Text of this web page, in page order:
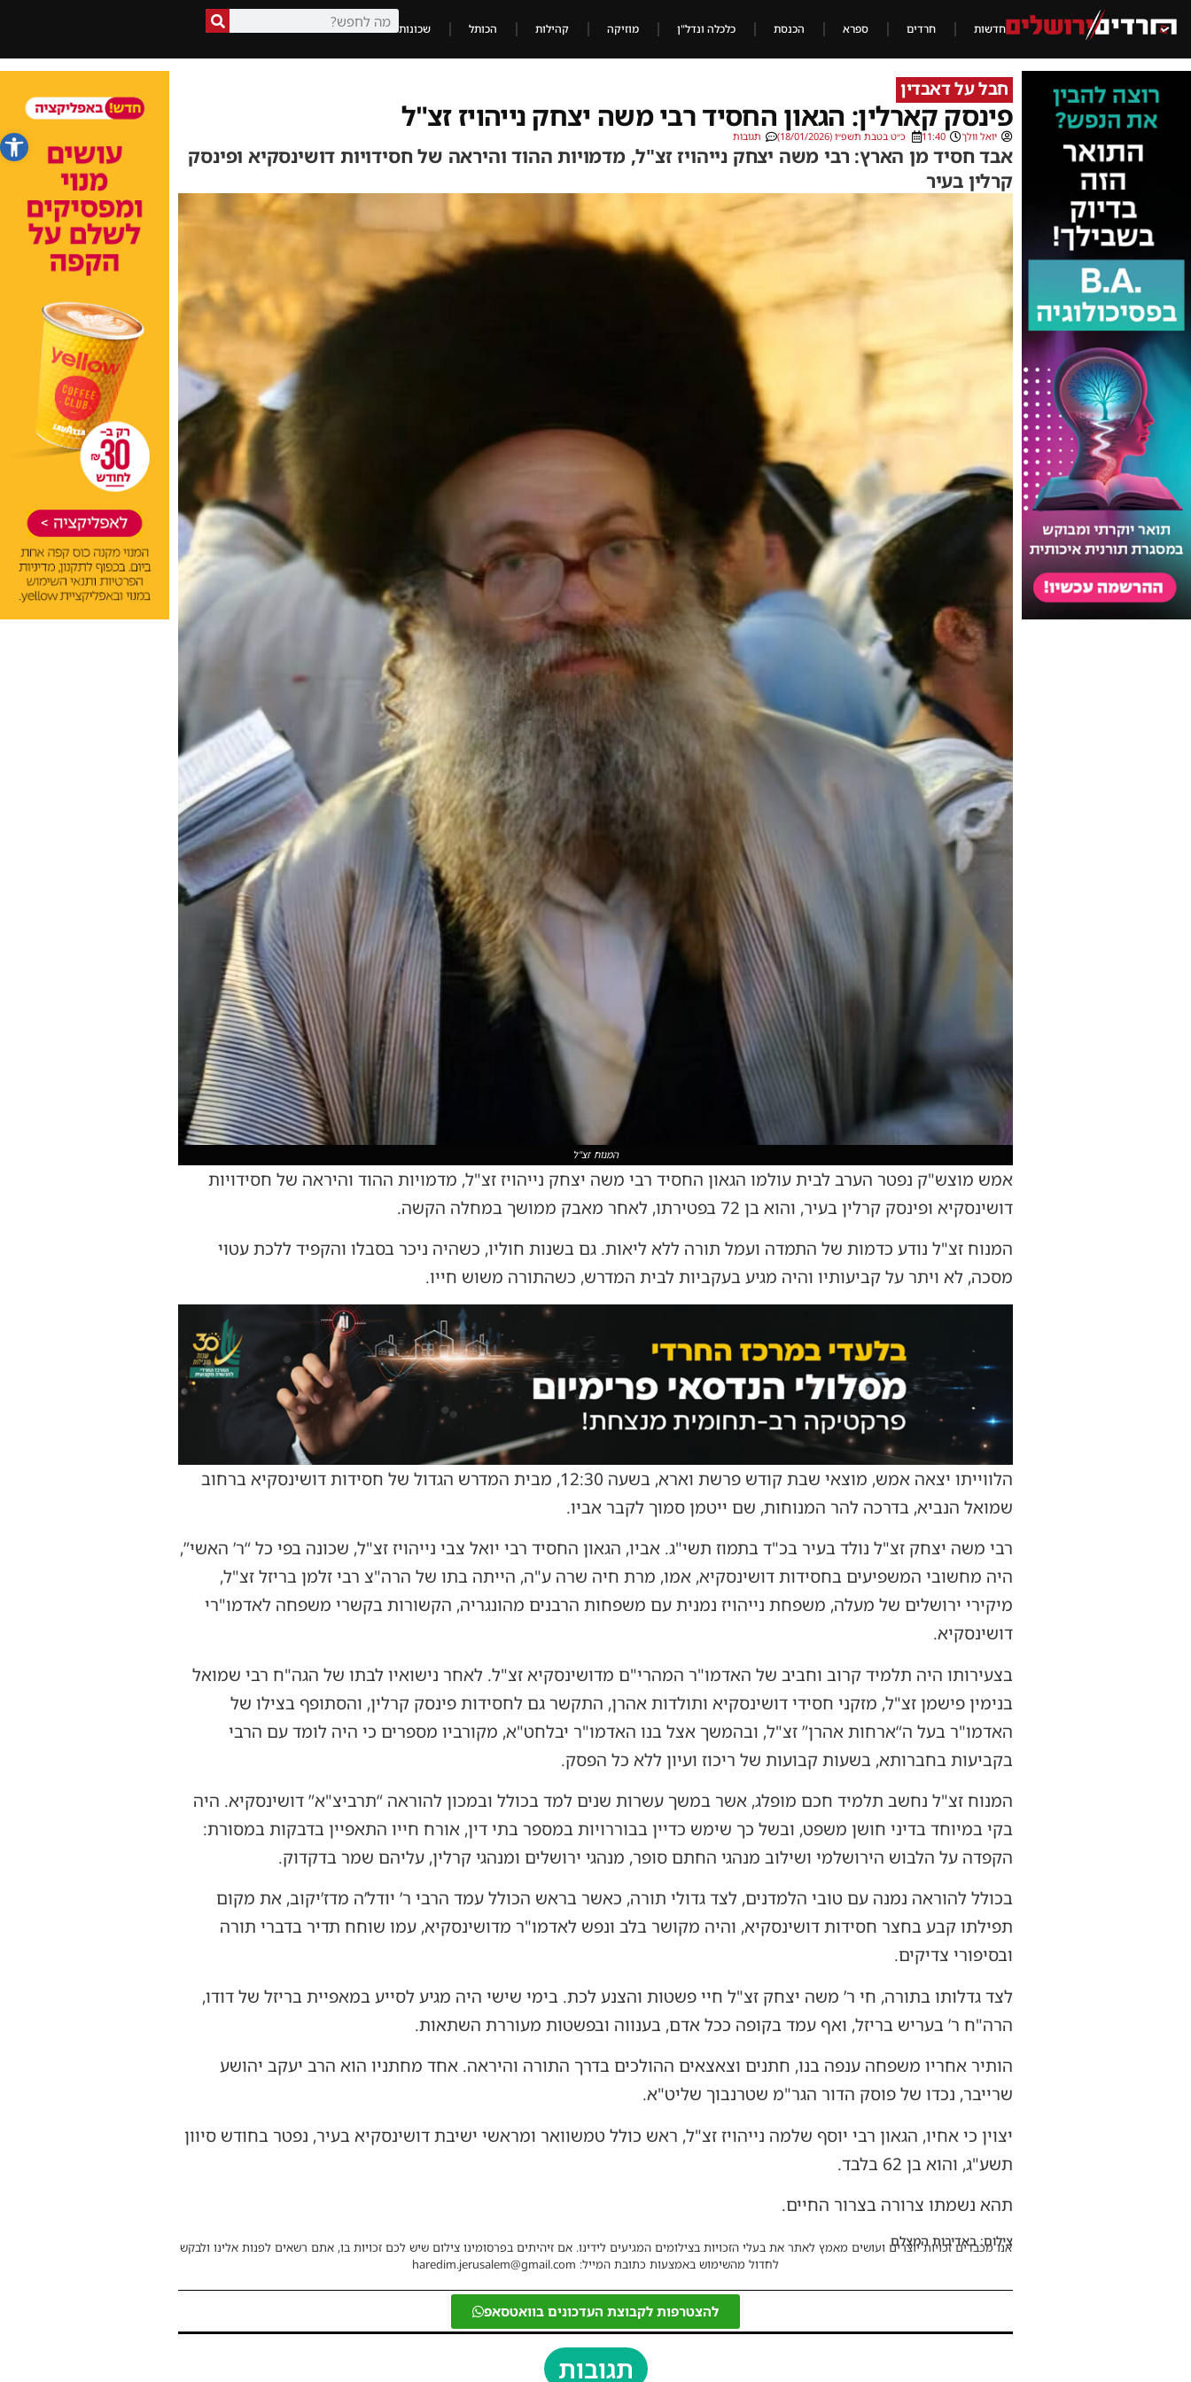
פתח
חדשות חרדים ספרא הכנסת כלכלה ונדל"ן מוזיקה קהילות הכותל שכונות
חבל על דאבדין
פינסק קארלין: הגאון החסיד רבי משה יצחק נייהויז זצ"ל
יואל וולך 11:40 כ״ט בטבת תשפ״ו (18/01/2026) תגובות
אבד חסיד מן הארץ: רבי משה יצחק נייהויז זצ"ל, מדמויות ההוד והיראה של חסידויות דושינסקיא ופינסק
קרלין בעיר
המנוח זצ"ל
אמש מוצש"ק נפטר הערב לבית עולמו הגאון החסיד רבי משה יצחק נייהויז זצ"ל, מדמויות ההוד והיראה של חסידויות
דושינסקיא ופינסק קרלין בעיר, והוא בן 72 בפטירתו, לאחר מאבק ממושך במחלה הקשה.
המנוח זצ"ל נודע כדמות של התמדה ועמל תורה ללא ליאות. גם בשנות חוליו, כשהיה ניכר בסבלו והקפיד ללכת עטוי
מסכה, לא ויתר על קביעותיו והיה מגיע בעקביות לבית המדרש, כשהתורה משוש חייו.
הלווייתו יצאה אמש, מוצאי שבת קודש פרשת וארא, בשעה 12:30, מבית המדרש הגדול של חסידות דושינסקיא ברחוב
שמואל הנביא, בדרכה להר המנוחות, שם ייטמן סמוך לקבר אביו.
רבי משה יצחק זצ"ל נולד בעיר בכ"ד בתמוז תשי"ג. אביו, הגאון החסיד רבי יואל צבי נייהויז זצ"ל, שכונה בפי כל “ר’ האשי”,
היה מחשובי המשפיעים בחסידות דושינסקיא, אמו, מרת חיה שרה ע"ה, הייתה בתו של הרה"צ רבי זלמן בריזל זצ"ל,
מיקירי ירושלים של מעלה, משפחת נייהויז נמנית עם משפחות הרבנים מהונגריה, הקשורות בקשרי משפחה לאדמו"רי
דושינסקיא.
בצעירותו היה תלמיד קרוב וחביב של האדמו"ר המהרי"ם מדושינסקיא זצ"ל. לאחר נישואיו לבתו של הגה"ח רבי שמואל
בנימין פישמן זצ"ל, מזקני חסידי דושינסקיא ותולדות אהרן, התקשר גם לחסידות פינסק קרלין, והסתופף בצילו של
האדמו"ר בעל ה“ארחות אהרן” זצ"ל, ובהמשך אצל בנו האדמו"ר יבלחט"א, מקורביו מספרים כי היה לומד עם הרבי
בקביעות בחברותא, בשעות קבועות של ריכוז ועיון ללא כל הפסק.
המנוח זצ"ל נחשב תלמיד חכם מופלג, אשר במשך עשרות שנים למד בכולל ובמכון להוראה “תרביצ"א” דושינסקיא. היה
בקי במיוחד בדיני חושן משפט, ובשל כך שימש כדיין בבוררויות במספר בתי דין, אורח חייו התאפיין בדבקות במסורת:
הקפדה על הלבוש הירושלמי ושילוב מנהגי החתם סופר, מנהגי ירושלים ומנהגי קרלין, עליהם שמר בדקדוק.
בכולל להוראה נמנה עם טובי הלמדנים, לצד גדולי תורה, כאשר בראש הכולל עמד הרבי ר’ יודל’ה מדז’יקוב, את מקום
תפילתו קבע בחצר חסידות דושינסקיא, והיה מקושר בלב ונפש לאדמו"ר מדושינסקיא, עמו שוחח תדיר בדברי תורה
ובסיפורי צדיקים.
לצד גדלותו בתורה, חי ר’ משה יצחק זצ"ל חיי פשטות והצנע לכת. בימי שישי היה מגיע לסייע במאפיית בריזל של דודו,
הרה"ח ר’ בעריש בריזל, ואף עמד בקופה ככל אדם, בענווה ובפשטות מעוררת השתאות.
הותיר אחריו משפחה ענפה בנו, חתנים וצאצאים ההולכים בדרך התורה והיראה. אחד מחתניו הוא הרב יעקב יהושע
שרייבר, נכדו של פוסק הדור הגר"מ שטרנבוך שליט"א.
יצוין כי אחיו, הגאון רבי יוסף שלמה נייהויז זצ"ל, ראש כולל טמשוואר ומראשי ישיבת דושינסקיא בעיר, נפטר בחודש סיוון
תשע"ג, והוא בן 62 בלבד.
תהא נשמתו צרורה בצרור החיים.
צילום: באדיבות המצלם
אנו מכבדים זכויות יוצרים ועושים מאמץ לאתר את בעלי הזכויות בצילומים המגיעים לידינו. אם זיהיתים בפרסומינו צילום שיש לכם זכויות בו, אתם רשאים לפנות אלינו ולבקש
לחדול מהשימוש באמצעות כתובת המייל: haredim.jerusalem@gmail.com
להצטרפות לקבוצת העדכונים בוואטסאפ
תגובות